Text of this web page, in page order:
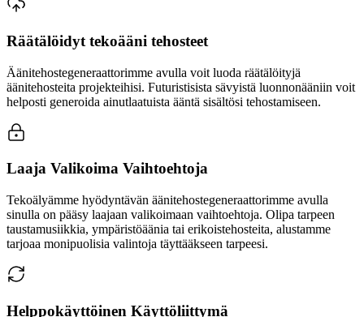
Räätälöidyt tekoääni tehosteet
Äänitehostegeneraattorimme avulla voit luoda räätälöityjä
äänitehosteita projekteihisi. Futuristisista sävyistä luonnonääniin voit
helposti generoida ainutlaatuista ääntä sisältösi tehostamiseen.
Laaja Valikoima Vaihtoehtoja
Tekoälyämme hyödyntävän äänitehostegeneraattorimme avulla
sinulla on pääsy laajaan valikoimaan vaihtoehtoja. Olipa tarpeen
taustamusiikkia, ympäristöäänia tai erikoistehosteita, alustamme
tarjoaa monipuolisia valintoja täyttääkseen tarpeesi.
Helppokäyttöinen Käyttöliittymä